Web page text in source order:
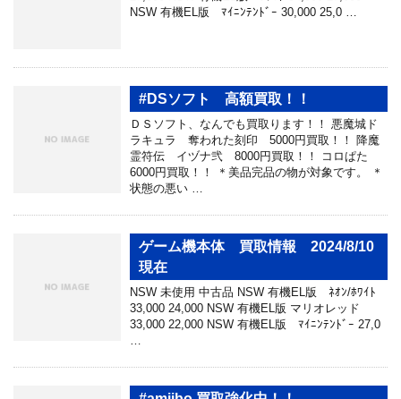
NSW 有機EL版 ﾏｲﾆﾝﾃﾝﾄﾞｰ 30,000 25,0 …
#DSソフト 高額買取！！
ＤＳソフト、なんでも買取ります！！ 悪魔城ド
ラキュラ 奪われた刻印 5000円買取！！ 降魔
霊符伝 イヅナ弐 8000円買取！！ コロぱた
6000円買取！！ ＊美品完品の物が対象です。 ＊
状態の悪い …
ゲーム機本体 買取情報 2024/8/10
現在
NSW 未使用 中古品 NSW 有機EL版 ﾈｵﾝ/ﾎﾜｲﾄ
33,000 24,000 NSW 有機EL版 マリオレッド
33,000 22,000 NSW 有機EL版 ﾏｲﾆﾝﾃﾝﾄﾞｰ 27,0